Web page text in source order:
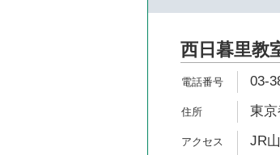
西日暮里教
03-
東
JR